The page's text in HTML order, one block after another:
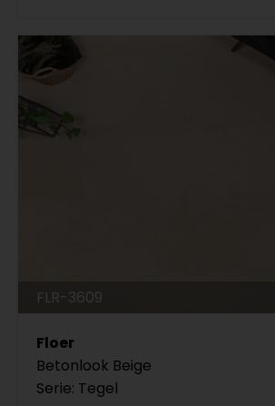
FLR-3609
Floer
Betonlook Beige
Serie: Tegel